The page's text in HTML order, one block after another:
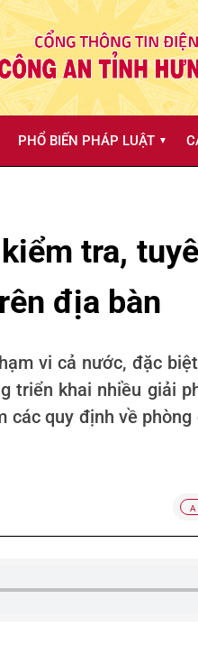
PHỔ BIẾN PHÁP LUẬT ▼
tra,
địa bàn
vi cả nước, đặc
triển khai nhiều giải
quy định về
A